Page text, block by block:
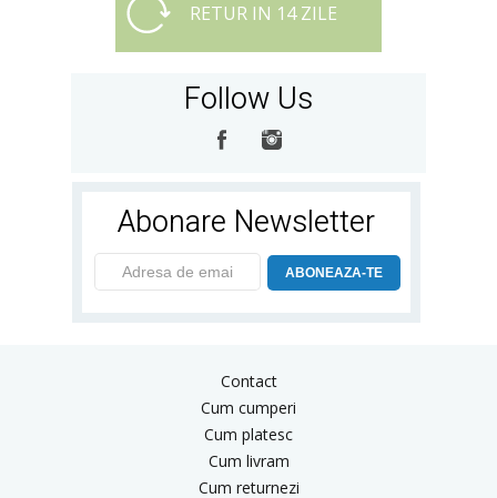
RETUR IN 14 ZILE
Follow Us
Abonare Newsletter
ABONEAZA-TE
Contact
Cum cumperi
Cum platesc
Cum livram
Cum returnezi